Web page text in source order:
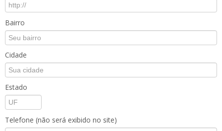
Bairro
Cidade
Estado
Telefone (não será exibido no site)